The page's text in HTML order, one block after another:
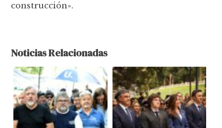
construcción».
Noticias Relacionadas